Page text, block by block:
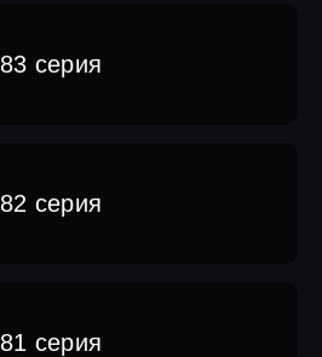
83 серия
82 серия
81 серия